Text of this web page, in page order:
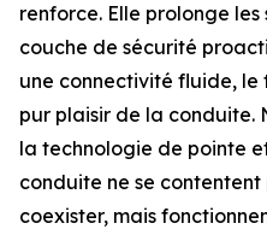
renforce. Elle prolonge
couche de sécurité
une connectivité fluide, le
pur plaisir de la conduite.
la technologie de pointe
conduite ne se contentent
coexister, mais